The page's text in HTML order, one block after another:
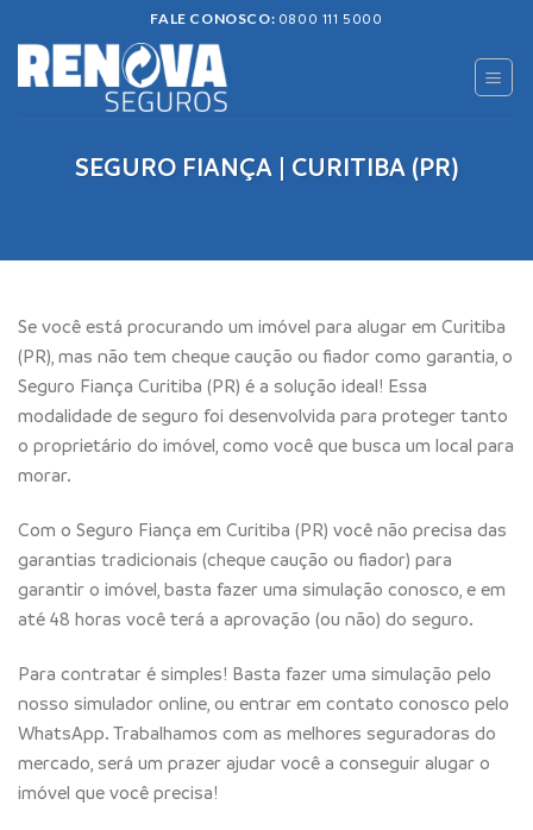
to
content
FALE CONOSCO: 0800 111 5000
SEGURO FIANÇA | CURITIBA (PR)
Se você está procurando um imóvel para alugar em Curitiba
(PR), mas não tem cheque caução ou fiador como garantia, o
Seguro Fiança Curitiba (PR) é a solução ideal! Essa
modalidade de seguro foi desenvolvida para proteger tanto
o proprietário do imóvel, como você que busca um local para
morar.
Com o Seguro Fiança em Curitiba (PR) você não precisa das
garantias tradicionais (cheque caução ou fiador) para
garantir o imóvel, basta fazer uma simulação conosco, e em
até 48 horas você terá a aprovação (ou não) do seguro.
Para contratar é simples! Basta fazer uma simulação pelo
nosso simulador online, ou entrar em contato conosco pelo
WhatsApp. Trabalhamos com as melhores seguradoras do
mercado, será um prazer ajudar você a conseguir alugar o
imóvel que você precisa!